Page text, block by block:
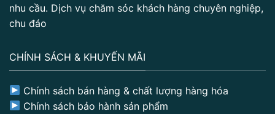
nhu cầu. Dịch vụ chăm sóc khách hàng chuyên nghiệp,
chu đáo
CHÍNH SÁCH & KHUYẾN MÃI
Chính sách bán hàng & chất lượng hàng hóa
Chính sách bảo hành sản phẩm